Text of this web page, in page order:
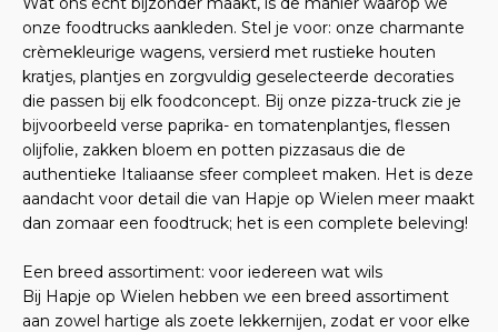
onze foodtrucks aankleden. Stel je voor: onze charmante
crèmekleurige wagens, versierd met rustieke houten
kratjes, plantjes en zorgvuldig geselecteerde decoraties
die passen bij elk foodconcept. Bij onze pizza-truck zie je
bijvoorbeeld verse paprika- en tomatenplantjes, flessen
olijfolie, zakken bloem en potten pizzasaus die de
authentieke Italiaanse sfeer compleet maken. Het is deze
aandacht voor detail die van Hapje op Wielen meer maakt
dan zomaar een foodtruck; het is een complete beleving!
Een breed assortiment: voor iedereen wat wils
Bij Hapje op Wielen hebben we een breed assortiment
aan zowel hartige als zoete lekkernijen, zodat er voor elke